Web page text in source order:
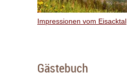
Impressionen vom Eisacktal
Gästebuch